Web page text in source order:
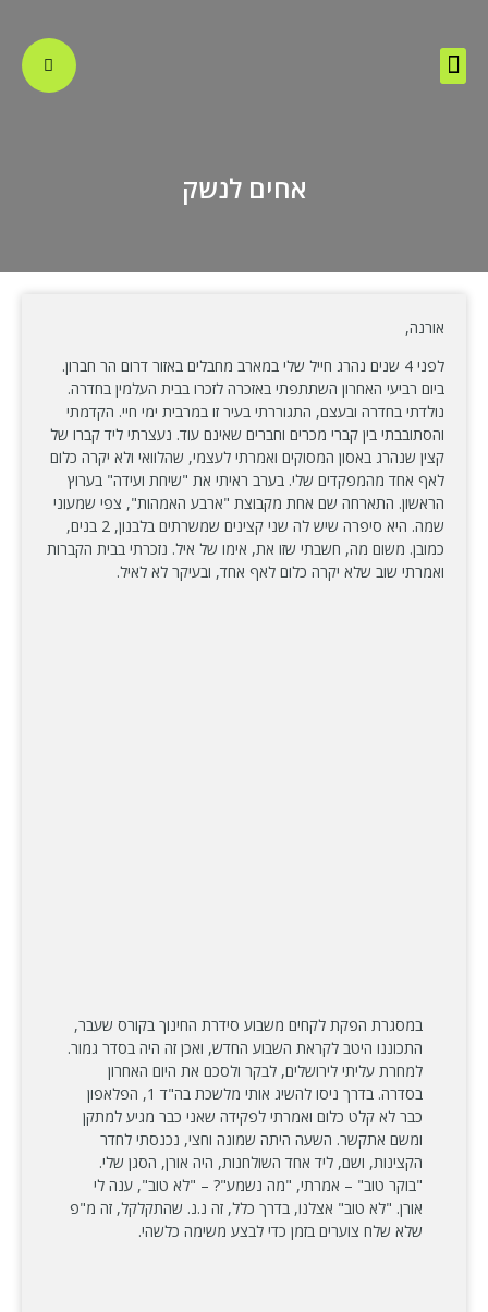
אחים לנשק
אורנה,
לפני 4 שנים נהרג חייל שלי במארב מחבלים באזור דרום הר חברון.
ביום רביעי האחרון השתתפתי באזכרה לזכרו בבית העלמין בחדרה.
נולדתי בחדרה ובעצם, התגוררתי בעיר זו במרבית ימי חיי. הקדמתי
והסתובבתי בין קברי מכרים וחברים שאינם עוד. נעצרתי ליד קברו של
קצין שנהרג באסון המסוקים ואמרתי לעצמי, שהלוואי ולא יקרה כלום
לאף אחד מהמפקדים שלי. בערב ראיתי את "שיחת ועידה" בערוץ
הראשון. התארחה שם אחת מקבוצת "ארבע האמהות", צפי שמעוני
שמה. היא סיפרה שיש לה שני קצינים שמשרתים בלבנון, 2 בנים,
כמובן. משום מה, חשבתי שזו את, אימו של איל. נזכרתי בבית הקברות
ואמרתי שוב שלא יקרה כלום לאף אחד, ובעיקר לא לאיל.
במסגרת הפקת לקחים משבוע סידרת החינוך בקורס שעבר,
התכוננו היטב לקראת השבוע החדש, ואכן זה היה בסדר גמור.
למחרת עליתי לירושלים, לבקר ולסכם את היום האחרון
בסדרה. בדרך ניסו להשיג אותי מלשכת בה"ד 1, הפלאפון
כבר לא קלט כלום ואמרתי לפקידה שאני כבר מגיע למתקן
ומשם אתקשר. השעה היתה שמונה וחצי, נכנסתי לחדר
הקצינות, ושם, ליד אחד השולחנות, היה אורן, הסגן שלי.
"בוקר טוב" – אמרתי, "מה נשמע"? – "לא טוב", ענה לי
אורן. "לא טוב" אצלנו, בדרך כלל, זה נ.נ. שהתקלקל, זה מ"פ
שלא שלח צוערים בזמן כדי לבצע משימה כלשהי.